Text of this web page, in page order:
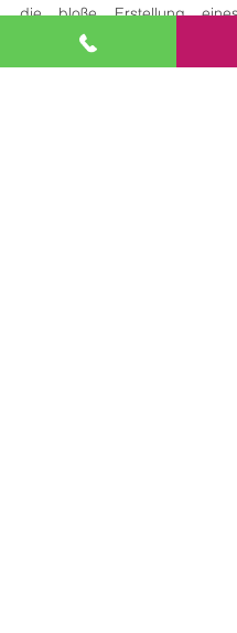
die bloße Erstellung
Kostenplans hinaus und